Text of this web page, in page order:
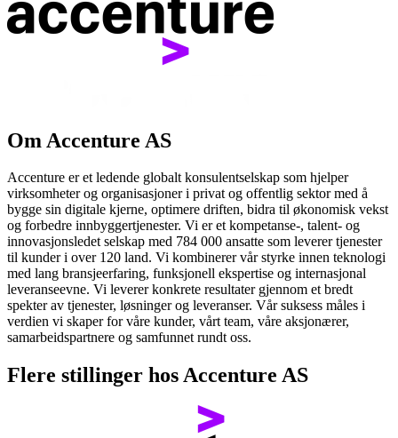
Om Accenture AS
Accenture er et ledende globalt konsulentselskap som hjelper
virksomheter og organisasjoner i privat og offentlig sektor med å
bygge sin digitale kjerne, optimere driften, bidra til økonomisk vekst
og forbedre innbyggertjenester. Vi er et kompetanse-, talent- og
innovasjonsledet selskap med 784 000 ansatte som leverer tjenester
til kunder i over 120 land. Vi kombinerer vår styrke innen teknologi
med lang bransjeerfaring, funksjonell ekspertise og internasjonal
leveranseevne. Vi leverer konkrete resultater gjennom et bredt
spekter av tjenester, løsninger og leveranser. Vår suksess måles i
verdien vi skaper for våre kunder, vårt team, våre aksjonærer,
samarbeidspartnere og samfunnet rundt oss.
Flere stillinger hosAccenture AS